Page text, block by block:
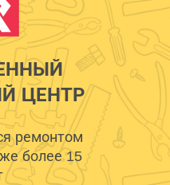
ЦЕНТР
ремонтом
более 15